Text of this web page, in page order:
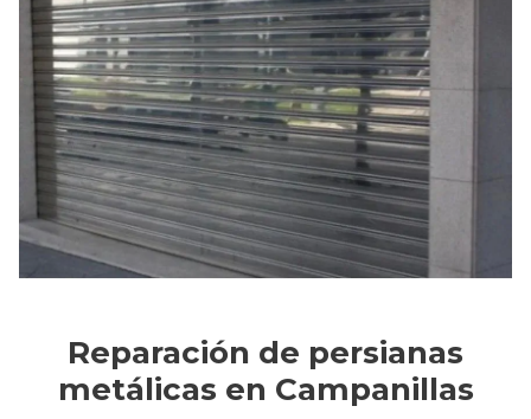
Reparación de persianas
metálicas en Campanillas